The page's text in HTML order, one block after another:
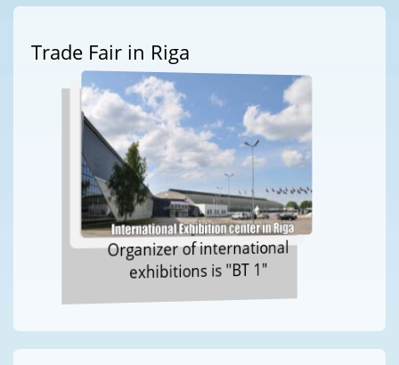
Trade Fair in Riga
Organizer of international
exhibitions is "BT 1"